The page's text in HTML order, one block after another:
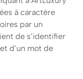
à caractère
par un
de s’identifier
d’un mot de